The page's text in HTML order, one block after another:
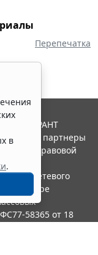
Перепечатка
в
.
ГАРАНТ
и ее партнеры
правовой
сетевого
в сфере
58365 от 18